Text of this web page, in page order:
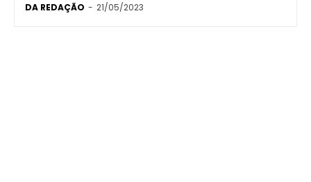
DA REDAÇÃO - 21/05/2023